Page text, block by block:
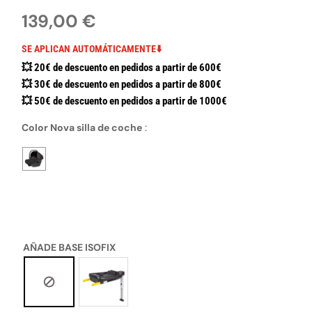
139,00€
SE APLICAN AUTOMÁTICAMENTE⬇️
💥 20€ de descuento en pedidos a partir de 600€
💥 30€ de descuento en pedidos a partir de 800€
💥 50€ de descuento en pedidos a partir de 1000€
Color Nova silla de coche :
AÑADE BASE ISOFIX